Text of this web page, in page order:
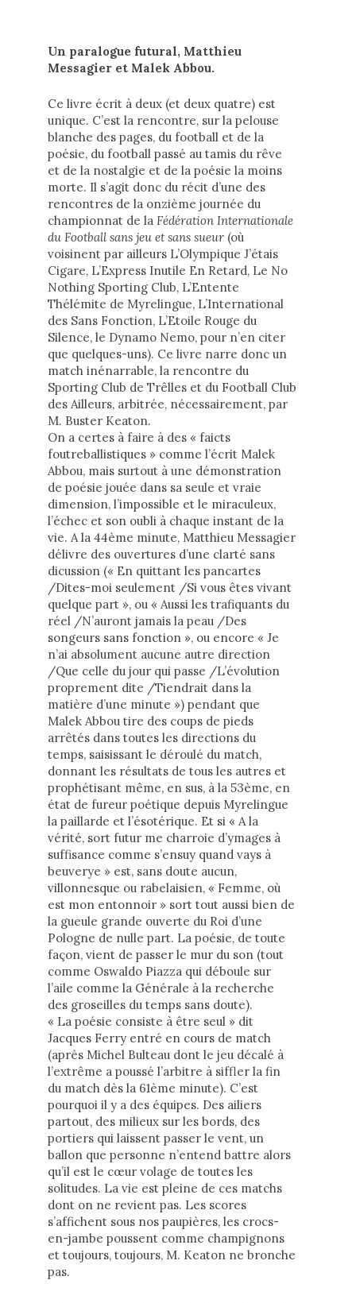
Un paralogue futural, Matthieu
Messagier et Malek Abbou.
Ce livre écrit à deux (et deux quatre) est
unique. C’est la rencontre, sur la pelouse
blanche des pages, du football et de la
poésie, du football passé au tamis du rêve
et de la nostalgie et de la poésie la moins
morte. Il s’agit donc du récit d’une des
rencontres de la onzième journée du
championnat de la Fédération Internationale
du Football sans jeu et sans sueur (où
voisinent par ailleurs L’Olympique J’étais
Cigare, L’Express Inutile En Retard, Le No
Nothing Sporting Club, L’Entente
Thélémite de Myrelingue, L’International
des Sans Fonction, L’Etoile Rouge du
Silence, le Dynamo Nemo, pour n’en citer
que quelques-uns). Ce livre narre donc un
match inénarrable, la rencontre du
Sporting Club de Trêlles et du Football Club
des Ailleurs, arbitrée, nécessairement, par
M. Buster Keaton.
On a certes à faire à des « faicts
foutreballistiques » comme l’écrit Malek
Abbou, mais surtout à une démonstration
de poésie jouée dans sa seule et vraie
dimension, l’impossible et le miraculeux,
l’échec et son oubli à chaque instant de la
vie. A la 44ème minute, Matthieu Messagier
délivre des ouvertures d’une clarté sans
dicussion (« En quittant les pancartes
/Dites-moi seulement /Si vous êtes vivant
quelque part », ou « Aussi les trafiquants du
réel /N’auront jamais la peau /Des
songeurs sans fonction », ou encore « Je
n’ai absolument aucune autre direction
/Que celle du jour qui passe /L’évolution
proprement dite /Tiendrait dans la
matière d’une minute ») pendant que
Malek Abbou tire des coups de pieds
arrêtés dans toutes les directions du
temps, saisissant le déroulé du match,
donnant les résultats de tous les autres et
prophétisant même, en sus, à la 53ème, en
état de fureur poétique depuis Myrelingue
la paillarde et l’ésotérique. Et si « A la
vérité, sort futur me charroie d’ymages à
suffisance comme s’ensuy quand vays à
beuverye » est, sans doute aucun,
villonnesque ou rabelaisien, « Femme, où
est mon entonnoir » sort tout aussi bien de
la gueule grande ouverte du Roi d’une
Pologne de nulle part. La poésie, de toute
façon, vient de passer le mur du son (tout
comme Oswaldo Piazza qui déboule sur
l’aile comme la Générale à la recherche
des groseilles du temps sans doute).
« La poésie consiste à être seul » dit
Jacques Ferry entré en cours de match
(après Michel Bulteau dont le jeu décalé à
l’extrême a poussé l’arbitre à siffler la fin
du match dès la 61ème minute). C’est
pourquoi il y a des équipes. Des ailiers
partout, des milieux sur les bords, des
portiers qui laissent passer le vent, un
ballon que personne n’entend battre alors
qu’il est le cœur volage de toutes les
solitudes. La vie est pleine de ces matchs
dont on ne revient pas. Les scores
s’affichent sous nos paupières, les crocs-
en-jambe poussent comme champignons
et toujours, toujours, M. Keaton ne bronche
pas.